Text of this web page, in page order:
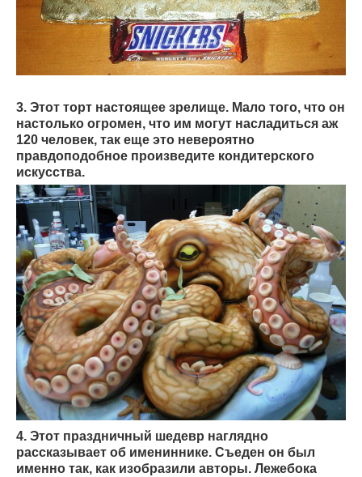
3. Этот торт настоящее зрелище. Мало того, что он
настолько огромен, что им могут насладиться аж
120 человек, так еще это невероятно
правдоподобное произведите кондитерского
искусства.
4. Этот праздничный шедевр наглядно
рассказывает об имениннике. Съеден он был
именно так, как изобразили авторы. Лежебока